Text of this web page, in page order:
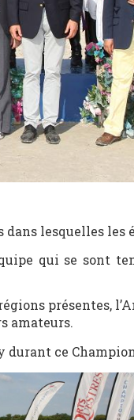
lesquelles les
qui se sont
présentes,
amateurs.
ce